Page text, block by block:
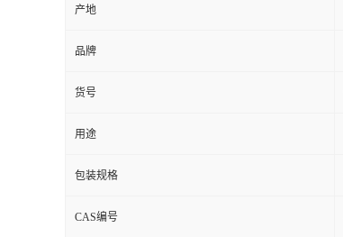
产地
品牌
货号
用途
包装规格
CAS编号